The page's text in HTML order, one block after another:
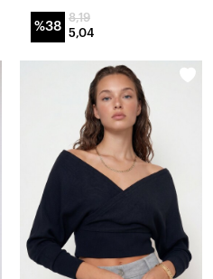
%38
8,19
5,04